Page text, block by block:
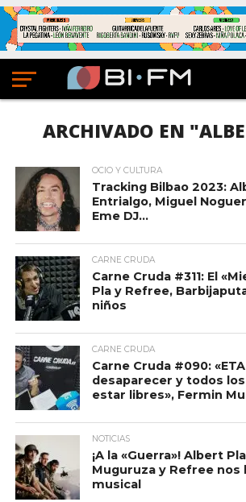
ARCHIVADO EN
OCIO Y CULTURA
Tracking Bilbao 2023:
Entrialgo, Miguel
Eme DJ…
CARNE CRUDA
Carne Cruda #311: El
Pla y Refree,
niños
CARNE CRUDA
Carne Cruda #090:
desaparecer y todos
estar libres», Fermin
NOTICIAS
¡A la «Guerra»! Albert
Muguruza y Refree nos
musical